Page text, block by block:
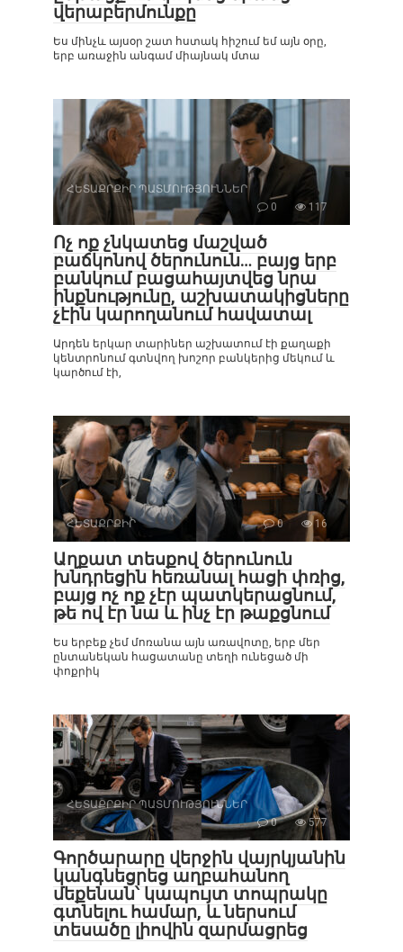
վերաբերմունքը
Ես մինչև այսօր շատ հստակ հիշում եմ այն օրը,
երբ առաջին անգամ միայնակ մտա
ՀԵՏԱՔՐՔԻՐ ՊԱՏՄՈՒԹՅՈՒՆՆԵՐ
0
117
Ոչ ոք չնկատեց մաշված
բաճկոնով ծերունուն… բայց երբ
բանկում բացահայտվեց նրա
ինքնությունը, աշխատակիցները
չէին կարողանում հավատալ
Արդեն երկար տարիներ աշխատում էի քաղաքի
կենտրոնում գտնվող խոշոր բանկերից մեկում և
կարծում էի,
ՀԵՏԱՔՐՔԻՐ 0 16
Աղքատ տեսքով ծերունուն
խնդրեցին հեռանալ հացի փռից,
բայց ոչ ոք չէր պատկերացնում,
թե ով էր նա և ինչ էր թաքցնում
Ես երբեք չեմ մոռանա այն առավոտը, երբ մեր
ընտանեկան հացատանը տեղի ունեցած մի
փոքրիկ
ՀԵՏԱՔՐՔԻՐ ՊԱՏՄՈՒԹՅՈՒՆՆԵՐ
0
577
Գործարարը վերջին վայրկյանին
կանգնեցրեց աղբահանող
մեքենան՝ կապույտ տոպրակը
գտնելու համար, և ներսում
տեսածը լիովին զարմացրեց